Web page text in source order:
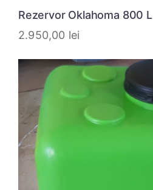
Rezervor Oklahoma 800 L
2.950,00 lei